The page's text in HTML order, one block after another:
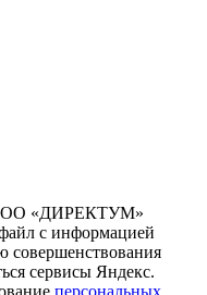
«ДИРЕКТУМ»
с информацией
сервисы Яндекс.